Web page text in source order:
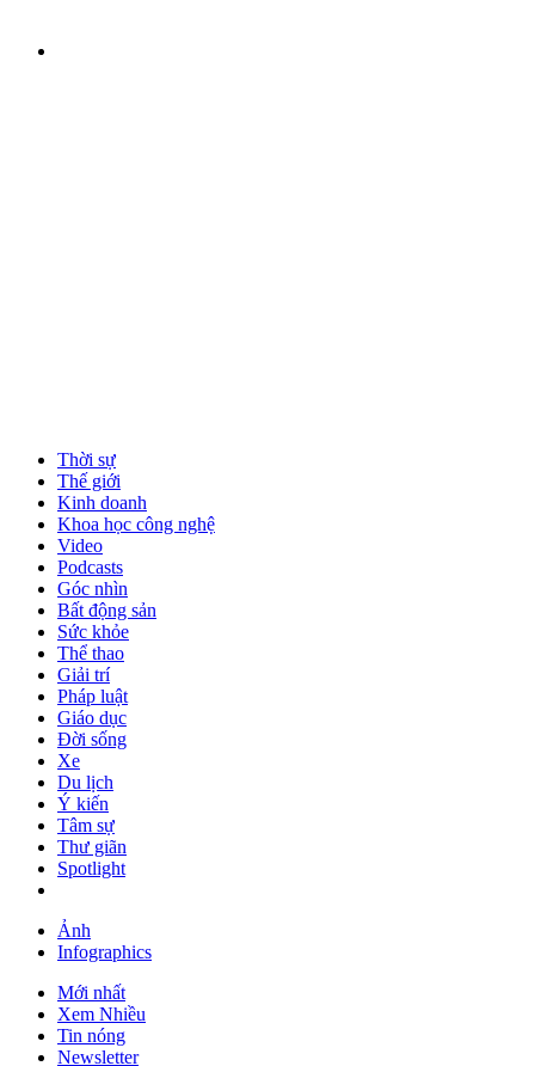
Thời sự
Thế giới
Kinh doanh
Khoa học công nghệ
Video
Podcasts
Góc nhìn
Bất động sản
Sức khỏe
Thể thao
Giải trí
Pháp luật
Giáo dục
Đời sống
Xe
Du lịch
Ý kiến
Tâm sự
Thư giãn
Spotlight
Ảnh
Infographics
Mới nhất
Xem Nhiều
Tin nóng
Newsletter